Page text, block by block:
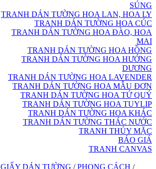
SÚNG
TRANH DÁN TƯỜNG HOA LAN, HOA LY
TRANH DÁN TƯỜNG HOA CÚC
TRANH DÁN TƯỜNG HOA ĐÀO, HOA
MAI
TRANH DÁN TƯỜNG HOA HỒNG
TRANH DÁN TƯỜNG HOA HƯỚNG
DƯƠNG
TRANH DÁN TƯỜNG HOA LAVENDER
TRANH DÁN TƯỜNG HOA MẪU ĐƠN
TRANH DÁN TƯỜNG HOA TỨ QUÝ
TRANH DÁN TƯỜNG HOA TUYLIP
TRANH DÁN TƯỜNG HOA KHÁC
TRANH DÁN TƯỜNG THÁC NƯỚC
TRANH THỦY MẶC
BÁO GIÁ
TRANH CANVAS
GIẤY DÁN TƯỜNG / PHONG CÁCH /